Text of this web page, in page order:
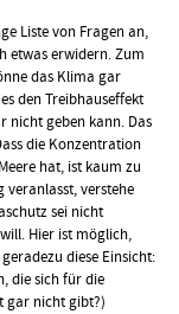
Liste von Fragen an,
etwas erwidern. Zum
das Klima gar
den Treibhauseffekt
nicht geben kann. Das
die Konzentration
hat, ist kaum zu
veranlasst, verstehe
sei nicht
Hier ist möglich,
diese Einsicht:
die sich für die
gar nicht gibt?)